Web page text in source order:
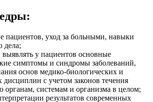
пациентов, уход за больными, навыки
дела;
выявлять у пациентов основные
симптомы и синдромы заболеваний,
основ медико-биологических и
дисциплин с учетом законов течения
органам, системам и организма в целом;
результатов современных